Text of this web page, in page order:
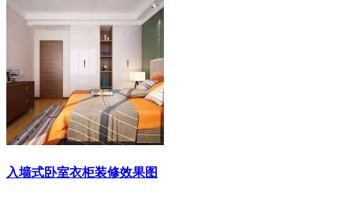
入墙式卧室衣柜装修效果图